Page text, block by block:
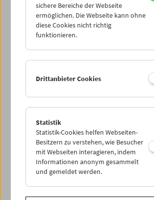
In person: Serpil Turhan
sichere Bereiche der Webseite
ermöglichen. Die Webseite kann ohne
diese Cookies nicht richtig
funktionieren.
Drittanbieter Cookies
Statistik
Statistik-Cookies helfen Webseiten-
Besitzern zu verstehen, wie Besucher
mit Webseiten interagieren, indem
Informationen anonym gesammelt
und gemeldet werden.